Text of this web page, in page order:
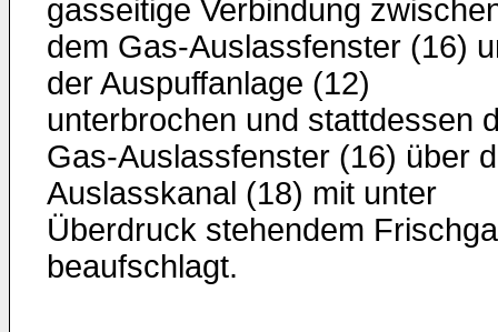
gasseitige Verbindung
dem Gas-Auslassfenster (16)
der Auspuffanlage (12)
unterbrochen und stattdessen
Gas-Auslassfenster (16) über
Auslasskanal (18) mit unter
Überdruck stehendem
beaufschlagt.